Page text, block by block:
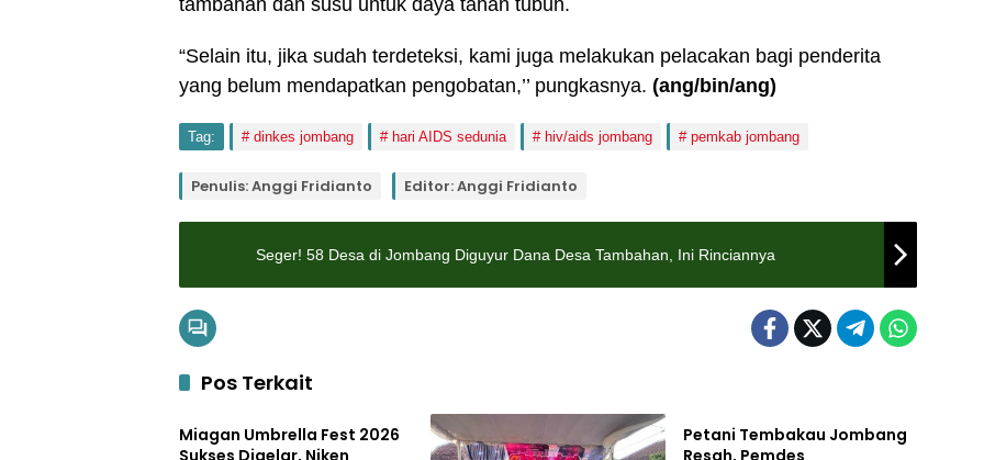
tambahan dan susu untuk daya tahan tubuh.
“Selain itu, jika sudah terdeteksi, kami juga melakukan pelacakan bagi penderita
yang belum mendapatkan pengobatan,’’ pungkasnya. (ang/bin/ang)
Tag: dinkes jombang hari AIDS sedunia hiv/aids jombang pemkab jombang
Penulis: Anggi Fridianto Editor: Anggi Fridianto
Seger! 58 Desa di Jombang Diguyur Dana Desa Tambahan, Ini Rinciannya
Pos Terkait
Pemerintahan
Miagan Umbrella Fest 2026
Sukses Digelar, Niken
Petani Tembakau Jombang
Resah, Pemdes